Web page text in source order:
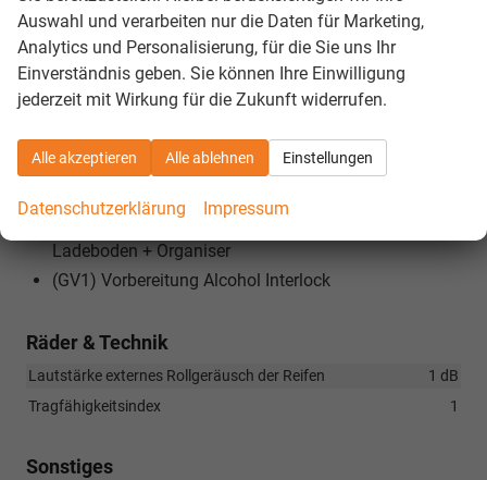
(JX1) Mit Kreuzungsassistent
(7UY) Navigationssystem (Baseline)
(8DG) Optionsinfotainment (MIB3 MP) Ausf.2
(8A5) Parklenkassistent RPA (Remote Park Assist)
(8N6) Licht-/ Regensensor
(3GN) Variable Boden inkl. Verankerungsöse für
Ladeboden + Organiser
(GV1) Vorbereitung Alcohol Interlock
Räder & Technik
Lautstärke externes Rollgeräusch der Reifen
1 dB
Tragfähigkeitsindex
1
Sonstiges
Auswahl und verarbeiten nur die Daten für Marketing,
Analytics und Personalisierung, für die Sie uns Ihr
Einverständnis geben. Sie können Ihre Einwilligung
jederzeit mit Wirkung für die Zukunft widerrufen.
Alle akzeptieren Alle ablehnen Einstellungen
Datenschutzerklärung Impressum